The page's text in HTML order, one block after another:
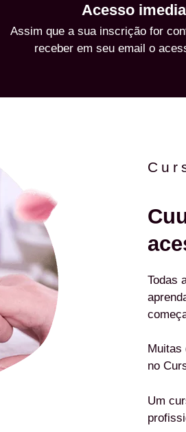
Acesso
Assim que a sua inscrição for
receber em seu email o
Todas
Muitas
no
Um